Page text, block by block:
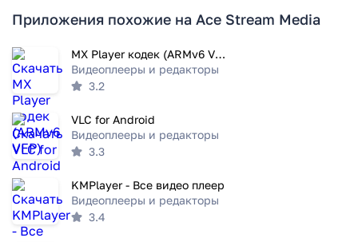
Приложения похожие на Ace Stream Media
MX Player кодек (ARMv6 VFP)
Видеоплееры и редакторы
3.2
VLC for Android
Видеоплееры и редакторы
3.3
KMPlayer - Все видео плеер
Видеоплееры и редакторы
3.4